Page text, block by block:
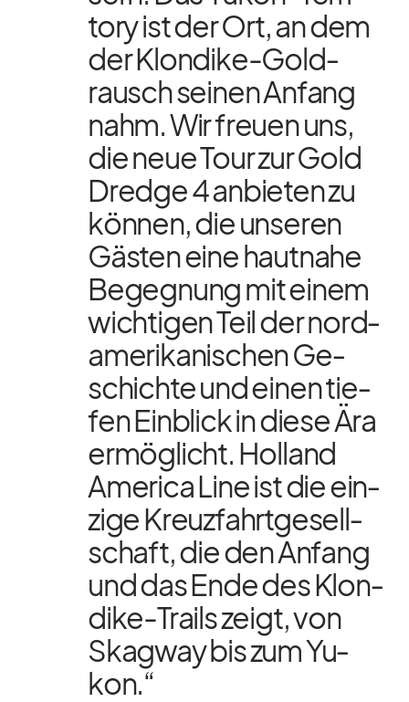
tory ist der Ort, an dem
der Klon­dike-Gold­
rausch sei­nen An­fang
nahm. Wir freuen uns,
die neue Tour zur Gold
Dredge 4 an­bie­ten zu
kön­nen, die un­se­ren
Gäs­ten eine haut­nahe
Be­geg­nung mit ei­nem
wich­ti­gen Teil der nord­
ame­ri­ka­ni­schen Ge­
schichte und ei­nen tie­
fen Ein­blick in diese Ära
er­mög­licht. Hol­land
Ame­rica Line ist die ein­
zige Kreuz­fahrt­ge­sell­
schaft, die den An­fang
und das Ende des Klon­
dike-Trails zeigt, von
Skag­way bis zum Yu­
kon.“